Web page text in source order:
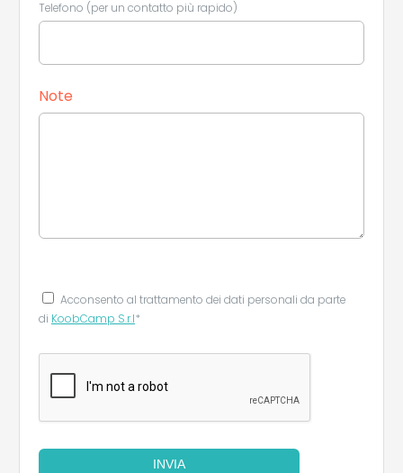
Telefono (per un contatto più rapido)
Note
Acconsento al trattamento dei dati personali da parte
di KoobCamp S.r.l*
INVIA